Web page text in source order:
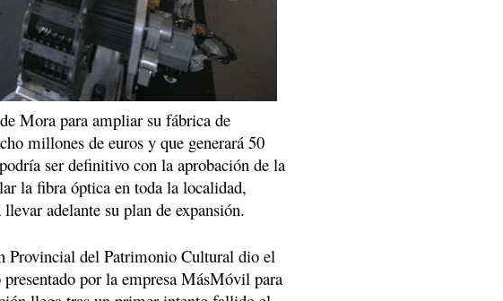
Mora para ampliar su fábrica de
millones de euros y que generará 50
ser definitivo con la aprobación de la
la fibra óptica en toda la localidad,
adelante su plan de expansión.
del Patrimonio Cultural dio el
por la empresa MásMóvil para